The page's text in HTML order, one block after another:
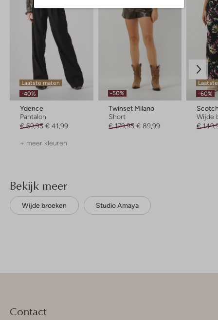
Laatste maten
-40%
Ydence
Pantalon
€ 69,95 € 41,99
+ meer kleuren
-50%
Twinset Milano
Short
€ 179,95 € 89,99
-60%
Wijde
€
Bekijk meer
Wijde broeken Studio Amaya
Contact